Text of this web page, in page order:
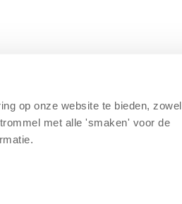
op onze website te bieden, zowel
met alle 'smaken' voor de